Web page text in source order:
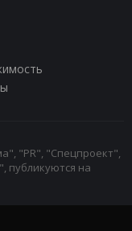
"PR", "Спецпроект",
публикуются на